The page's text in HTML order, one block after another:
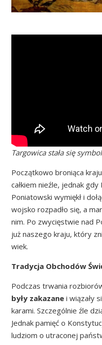
Targowica stała się
Początkowo broniąca
całkiem nieźle, jednak
Poniatowski wymiękł i
wojsko rozpadło się, a
nim. Po zwycięstwie nad
już naszego kraju, który
wiek.
Tradycja Obchodów
Podczas trwania
były zakazanei wiązały
karami. Szczególnie źle
Jednak pamięć o
ludziom o utraconej